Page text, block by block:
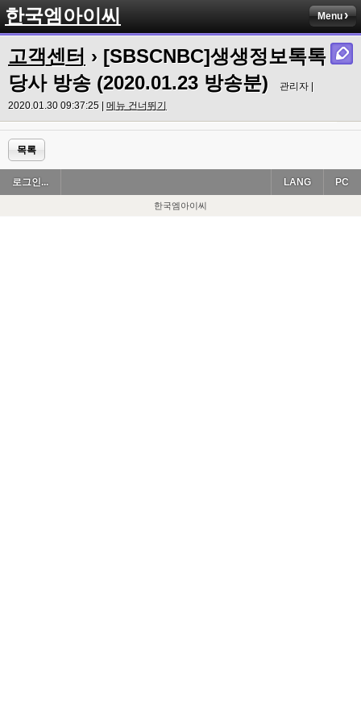
한국엠아이씨 Menu
고객센터 › [SBSCNBC]생생정보톡톡
당사 방송 (2020.01.23 방송분)
관리자 |
2020.01.30 09:37:25 | 메뉴 건너뛰기
목록
로그인... PC
LANG
한국엠아이씨